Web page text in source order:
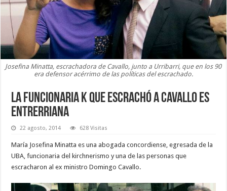
Josefina Minatta, escrachadora de Cavallo, junto a Urribarri, que en los 90
era defensor acérrimo de las políticas del escrachado.
La funcionaria K que escrachó a Cavallo es
entrerriana
22 agosto, 2014 628 Visitas
María Josefina Minatta es una abogada concordiense, egresada de la
UBA, funcionaria del kirchnerismo y una de las personas que
escracharon al ex ministro Domingo Cavallo.